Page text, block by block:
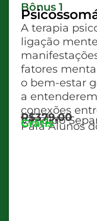
Bônus 1
A terapia
ligação
fatores
o bem-estar
a
conexões
Vendido
R$379,00
Para Alunos
Grátis